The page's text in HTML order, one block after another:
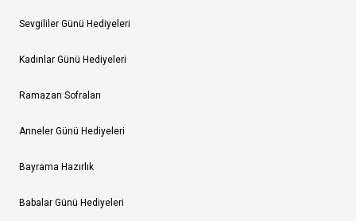
Sevgililer Günü Hediyeleri
Kadınlar Günü Hediyeleri
Ramazan Sofraları
Anneler Günü Hediyeleri
Bayrama Hazırlık
Babalar Günü Hediyeleri